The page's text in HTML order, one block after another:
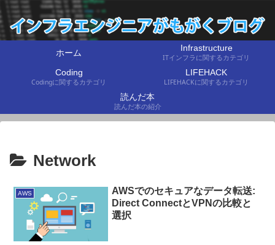
ホーム Infrastructure
ITインフラに関するカテゴリ
Coding
Codingに関するカテゴリ
LIFEHACK
LIFEHACKに関するカテゴリ
読んだ本
読んだ本の紹介
Network
AWS
AWSでのセキュアなデータ転送:
Direct ConnectとVPNの比較と
選択